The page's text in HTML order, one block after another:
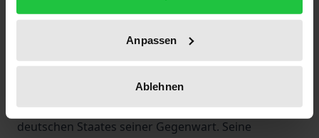
Anpassen
Ablehnen
Präzision seines historisch-soziologischen Blicks.
Seine Soziologie des Staates ist
Grundlagenforschung, daneben aber auch
leidenschaftliche Analyse des Schicksals des
deutschen Staates seiner Gegenwart. Seine